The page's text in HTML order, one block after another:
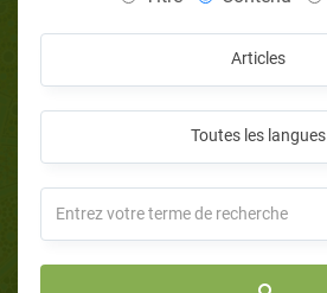
Articles
Toutes les langues